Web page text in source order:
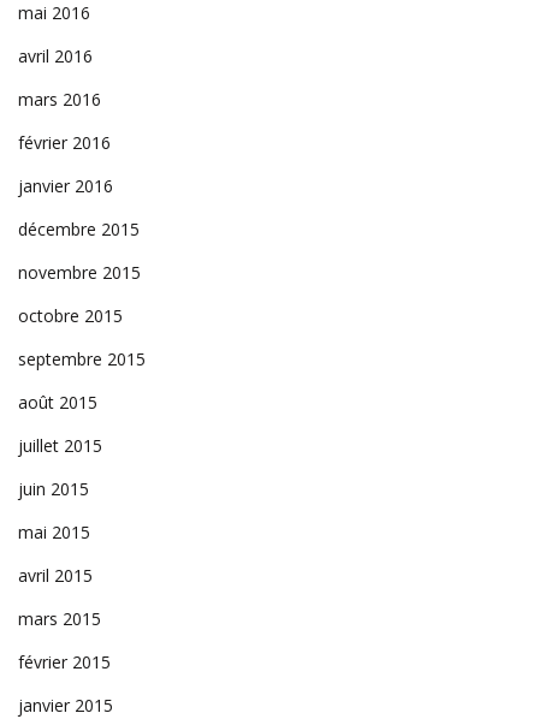
mai 2016
avril 2016
mars 2016
février 2016
janvier 2016
décembre 2015
novembre 2015
octobre 2015
septembre 2015
août 2015
juillet 2015
juin 2015
mai 2015
avril 2015
mars 2015
février 2015
janvier 2015